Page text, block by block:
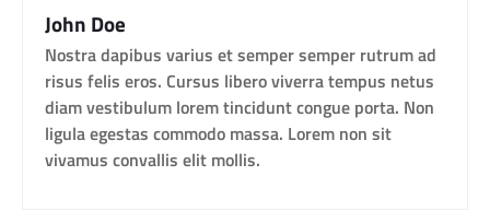
John Doe
Nostra dapibus varius et semper semper rutrum ad
risus felis eros. Cursus libero viverra tempus netus
diam vestibulum lorem tincidunt congue porta. Non
ligula egestas commodo massa. Lorem non sit
vivamus convallis elit mollis.